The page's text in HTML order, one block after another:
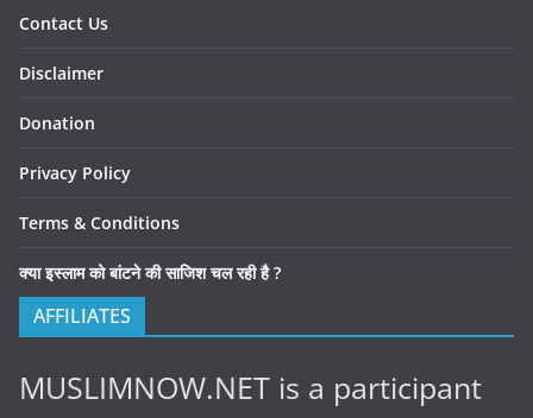
Contact Us
Disclaimer
Donation
Privacy Policy
Terms & Conditions
क्या इस्लाम को बांटने की साजिश चल रही है ?
AFFILIATES
MUSLIMNOW.NET is a participant